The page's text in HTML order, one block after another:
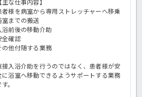
者様を病室から専用ストレッチャーへ移乗
室までの搬送
浴前後の移動介助
全確認
の他付随する業務
接入浴介助を行うのではなく、患者様が安
に浴室へ移動できるようサポートする業務
。